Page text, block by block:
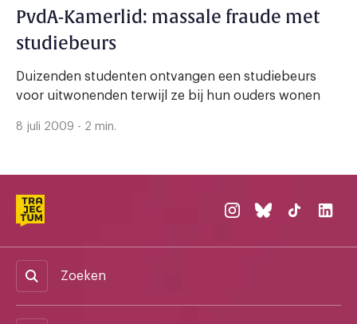
PvdA-Kamerlid: massale fraude met
studiebeurs
Duizenden studenten ontvangen een studiebeurs
voor uitwonenden terwijl ze bij hun ouders wonen
8 juli 2009 - 2 min.
Zoeken